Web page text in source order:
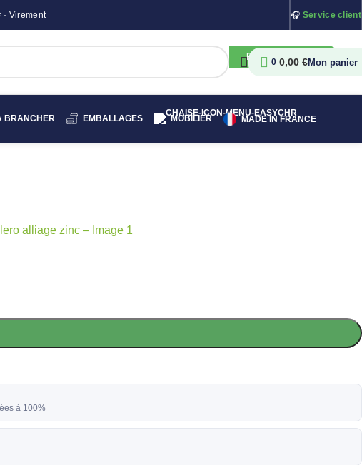
· Virement 🎧 Service client
RECHERCHER
0 0,00 €
BRANCHER EMBALLAGES MOBILIER MADE IN FRANCE
à 100%